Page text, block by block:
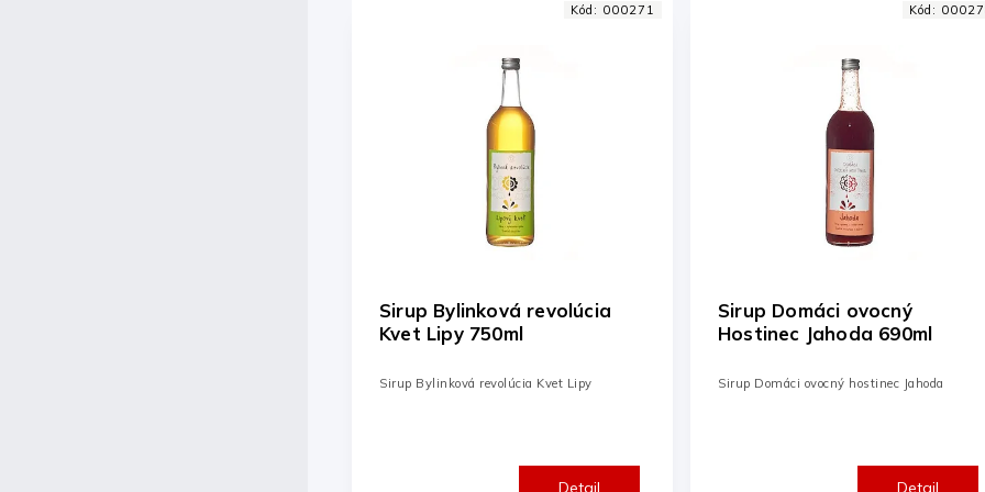
Sirup Domáci ovocný
Hostinec Jahoda 690ml
Detail
Sirup Domáci ovocný hostinec Jahoda
Kód: 000278
Sirup Domáci Ovocný
Hostinec hrozno čučoriedka
Detail
Ovocný koncentrát na prípravu limonád
Kód: